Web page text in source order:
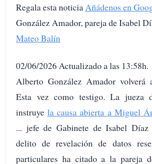
Regala esta noticia Añádenos en
González Amador, pareja de Isabel
Mateo Balín
02/06/2026 Actualizado a las 13:58h.
Alberto González Amador volverá
Esta vez como testigo. La jueza
instruyela causa abierta a Miguel
... jefe de Gabinete de Isabel
delito de revelación de datos
particulares ha citado a la pareja